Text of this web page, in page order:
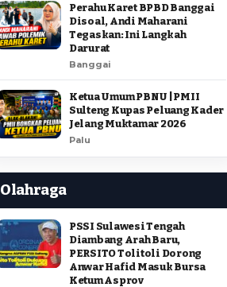
Perahu Karet BPBD Banggai
Disoal, Andi Maharani
Tegaskan: Ini Langkah
Darurat
Banggai
Ketua Umum PBNU | PMII
Sulteng Kupas Peluang Kader
Jelang Muktamar 2026
Palu
Olahraga
PSSI Sulawesi Tengah
Diambang Arah Baru,
PERSITO Tolitoli Dorong
Anwar Hafid Masuk Bursa
Ketum Asprov